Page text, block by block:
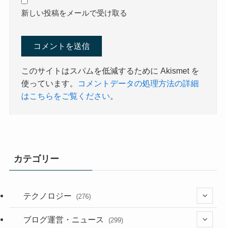
新しい投稿をメールで受け取る
このサイトはスパムを低減するために Akismet を
使っています。
コメントデータの処理方法の詳細
はこちらをご覧ください。
カテゴリー
テクノロジー (276)
(36)
ブログ運営・ニュース (299)